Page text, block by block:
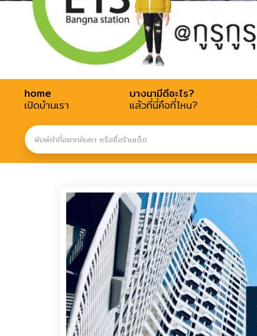
home
เปิดบ้านเรา
บางนามีดีอะไร?
แล้วที่นี่คือที่ไหน?